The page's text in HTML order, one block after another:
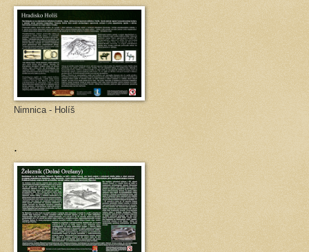
Nimnica - Holíš
.